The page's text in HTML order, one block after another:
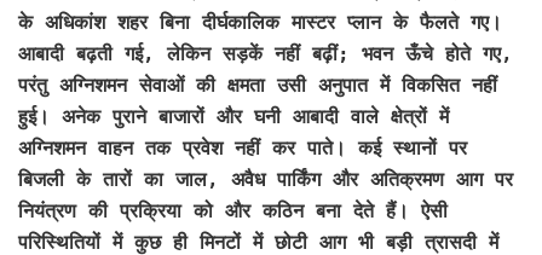
के अधिकांश शहर बिना दीर्घकालिक मास्टर प्लान के फैलते गए।
आबादी बढ़ती गई, लेकिन सड़कें नहीं बढ़ीं; भवन ऊँचे होते गए,
परंतु अग्निशमन सेवाओं की क्षमता उसी अनुपात में विकसित नहीं
हुई। अनेक पुराने बाजारों और घनी आबादी वाले क्षेत्रों में
अग्निशमन वाहन तक प्रवेश नहीं कर पाते। कई स्थानों पर
बिजली के तारों का जाल, अवैध पार्किंग और अतिक्रमण आग पर
नियंत्रण की प्रक्रिया को और कठिन बना देते हैं। ऐसी
परिस्थितियों में कुछ ही मिनटों में छोटी आग भी बड़ी त्रासदी में